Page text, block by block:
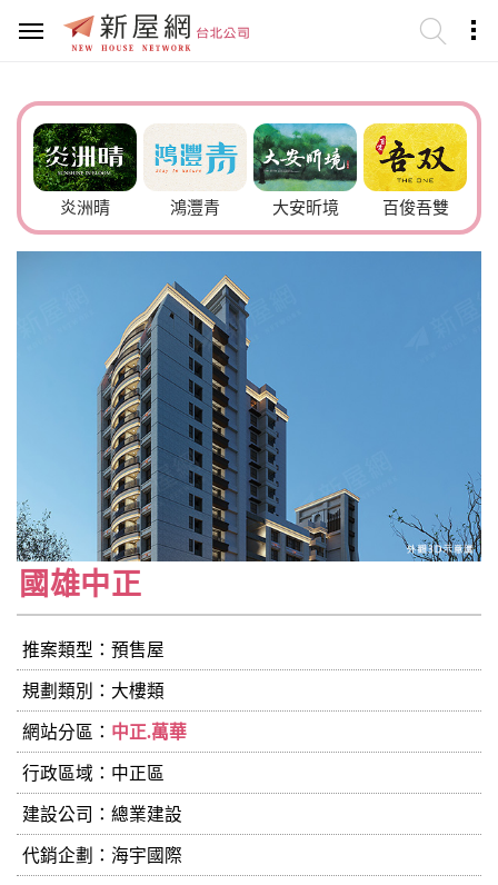
炎洲晴 鴻灃青 大安昕境 百俊吾雙
國雄中正
推案類型：預售屋
規劃類別：大樓類
網站分區： 中正.萬華
行政區域：中正區
建設公司： 總業建設
代銷企劃：海宇國際